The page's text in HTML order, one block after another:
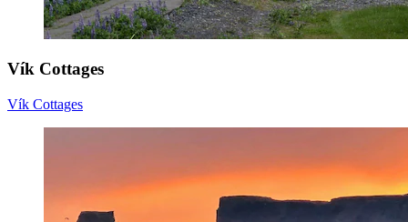
Vík Cottages
Vík Cottages